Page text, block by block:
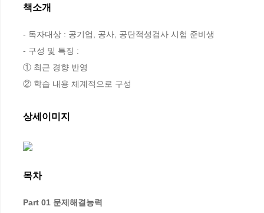
책소개
- 독자대상 : 공기업, 공사, 공단적성검사 시험 준비생
- 구성 및 특징 :
① 최근 경향 반영
② 학습 내용 체계적으로 구성
상세이미지
목차
Part 01 문제해결능력